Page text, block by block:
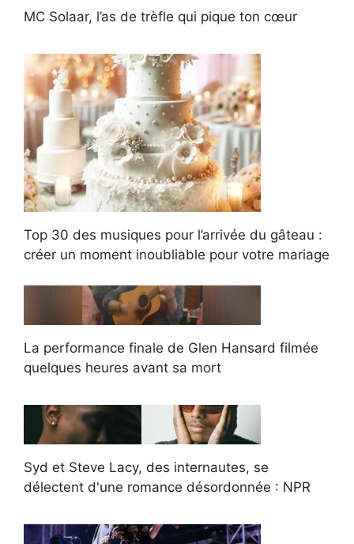
MC Solaar, l’as de trèfle qui pique ton cœur
Top 30 des musiques pour l’arrivée du gâteau :
créer un moment inoubliable pour votre mariage
La performance finale de Glen Hansard filmée
quelques heures avant sa mort
Syd et Steve Lacy, des internautes, se
délectent d'une romance désordonnée : NPR